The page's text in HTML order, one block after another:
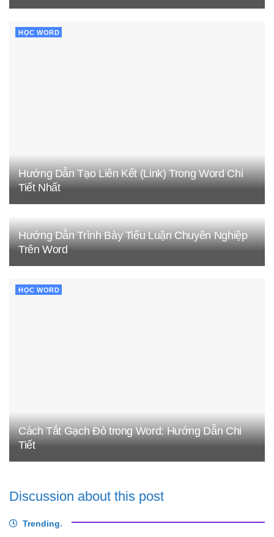
HỌC WORD
Hướng Dẫn Tạo Liên Kết (Link) Trong Word Chi
Tiết Nhất
Hướng Dẫn Trình Bày Tiểu Luận Chuyên Nghiệp
Trên Word
HỌC WORD
Cách Tắt Gạch Đỏ trong Word: Hướng Dẫn Chi
Tiết
Discussion about this post
Trending.